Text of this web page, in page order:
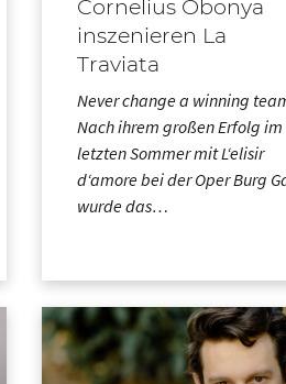
Cornelius Obonya
inszenieren La
Traviata
Never change a winning
Nach ihrem großen Erfolg im
letzten Sommer mit L‘elisir
d‘amore bei der Oper Burg
wurde das…